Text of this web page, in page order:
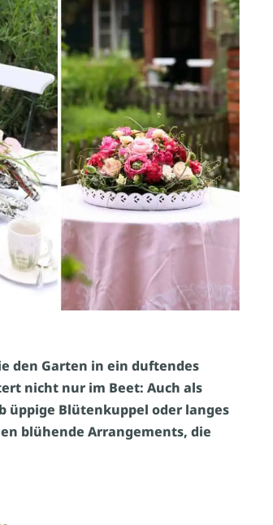
den Garten in ein duftendes
nicht nur im Beet: Auch als
üppige Blütenkuppel oder langes
blühende Arrangements, die